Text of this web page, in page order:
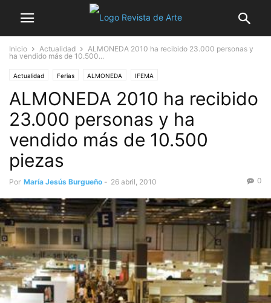
Inicio Actualidad
ALMONEDA 2010 ha recibido 23.000 personas y
ha vendido más de 10.500...
Actualidad Ferias ALMONEDA IFEMA
ALMONEDA 2010 ha recibido
23.000 personas y ha
vendido más de 10.500
piezas
Por María Jesús Burgueño - 26 abril, 2010 0